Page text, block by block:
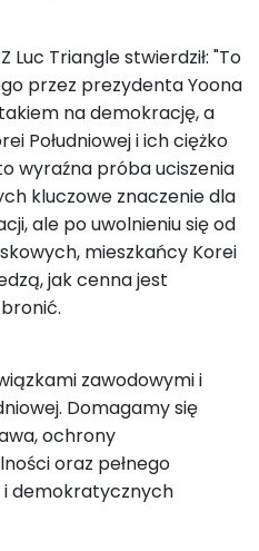
Luc Triangle stwierdził: "To
przez prezydenta Yoona
na demokrację, a
Południowej i ich ciężko
wyraźna próba uciszenia
kluczowe znaczenie dla
ale po uwolnieniu się od
mieszkańcy Korei
jak cenna jest
zawodowymi i
Domagamy się
ochrony
oraz pełnego
demokratycznych